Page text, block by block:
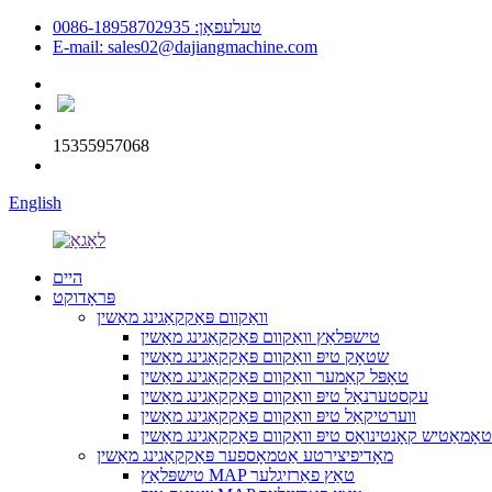
טעלעפאָן: 0086-18958702935
E-mail: sales02@dajiangmachine.com
15355957068
English
היים
פּראָדוקט
וואַקוום פּאַקקאַגינג מאַשין
טישפּלאַץ וואַקוום פּאַקקאַגינג מאַשין
שטאָק טיפּ וואַקוום פּאַקקאַגינג מאַשין
טאָפּל קאַמער וואַקוום פּאַקקאַגינג מאַשין
עקסטערנאַל טיפּ וואַקוום פּאַקקאַגינג מאַשין
ווערטיקאַל טיפּ וואַקוום פּאַקקאַגינג מאַשין
קאָנטינואַס טיפּ וואַקוום פּאַקקאַגינג מאַשין
מאָדיפיצירטע אַטמאָספער פּאַקקאַגינג מאַשין
טישפּלאַץ MAP טאַץ פאַרזיגלער